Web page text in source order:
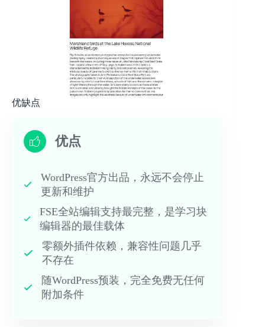
优缺点
优点
WordPress官方出品，永远不会停止
更新和维护
FSE全站编辑支持最完整，是学习块
编辑器的最佳载体
零额外插件依赖，兼容性问题几乎
不存在
随WordPress预装，完全免费无任何
附加条件